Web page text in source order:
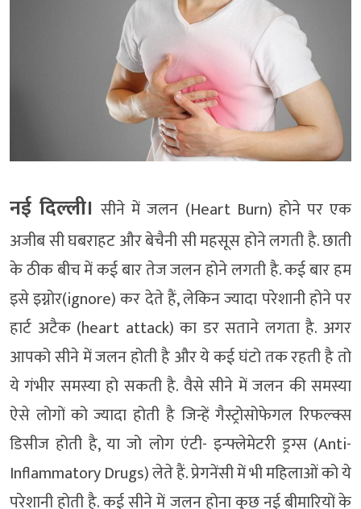
नई दिल्‍ली। सीने में जलन (Heart Burn) होने पर एक
अजीब सी घबराहट और बेचैनी सी महसूस होने लगती है. छाती
के ठीक बीच में कई बार तेज जलन होने लगती है. कई बार हम
इसे इग्नोर(ignore) कर देते हैं, लेकिन ज्यादा परेशानी होने पर
हार्ट अटैक (heart attack) का डर सताने लगता है. अगर
आपको सीने में जलन होती है और ये कई घंटो तक रहती है तो
ये गंभीर समस्या हो सकती है. वैसे सीने में जलन की समस्या
ऐसे लोगों को ज्यादा होती है जिन्हें गैस्ट्रोसोफेगल रिफल्क्स
डिसीज होती है, या जो लोग एंटी- इन्फ्लेमेटरी ड्रग्स (Anti-
Inflammatory Drugs) लेते हैं. प्रेगनेंसी में भी महिलाओं को ये
परेशानी होती है. कई सीने में जलन होना कुछ नई बीमारियों के